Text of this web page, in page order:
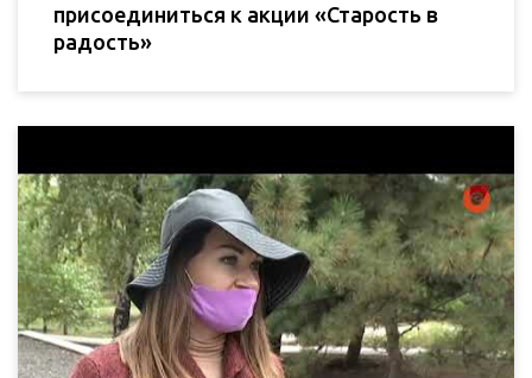
присоединиться к акции «Старость в
радость»